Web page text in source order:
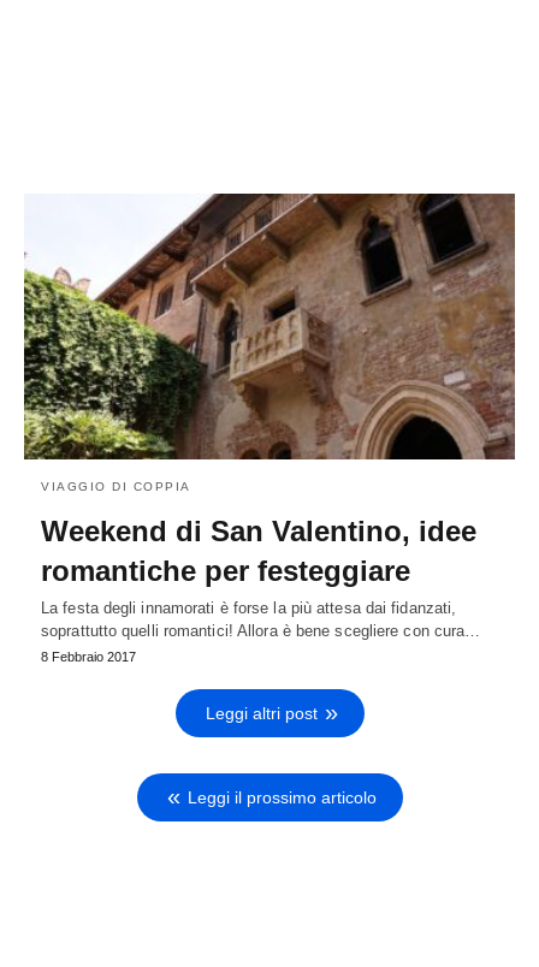
VIAGGIO DI COPPIA
Weekend di San Valentino, idee
romantiche per festeggiare
La festa degli innamorati è forse la più attesa dai fidanzati,
soprattutto quelli romantici! Allora è bene scegliere con cura…
8 Febbraio 2017
Leggi altri post
Leggi il prossimo articolo